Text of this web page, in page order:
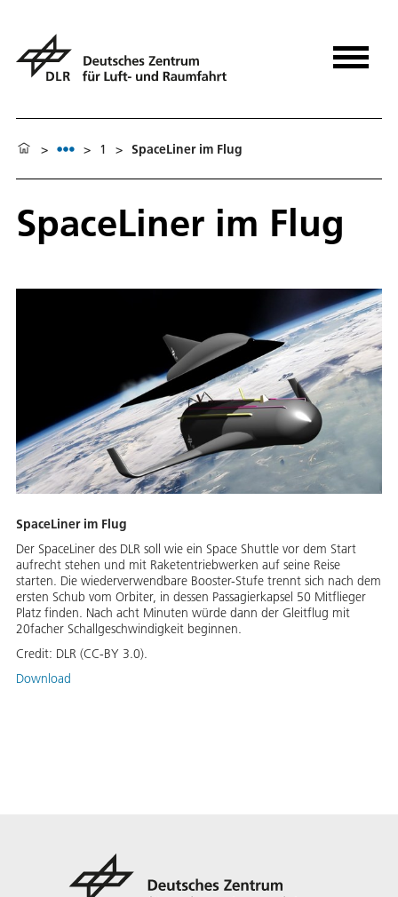
> > 1 > SpaceLiner im Flug
SpaceLiner im Flug
SpaceLiner im Flug
Der SpaceLiner des DLR soll wie ein Space Shuttle vor dem Start
aufrecht stehen und mit Raketentriebwerken auf seine Reise
starten. Die wiederverwendbare Booster-Stufe trennt sich nach dem
ersten Schub vom Orbiter, in dessen Passagierkapsel 50 Mitflieger
Platz finden. Nach acht Minuten würde dann der Gleitflug mit
20facher Schallgeschwindigkeit beginnen.
Credit: DLR (CC-BY 3.0).
Download